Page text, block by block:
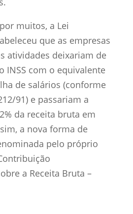
muitos, a Lei
que as empresas
atividades deixariam de
INSS com o equivalente
de salários (conforme
91) e passariam a
da receita bruta em
a nova forma de
pelo próprio
a Receita Bruta –